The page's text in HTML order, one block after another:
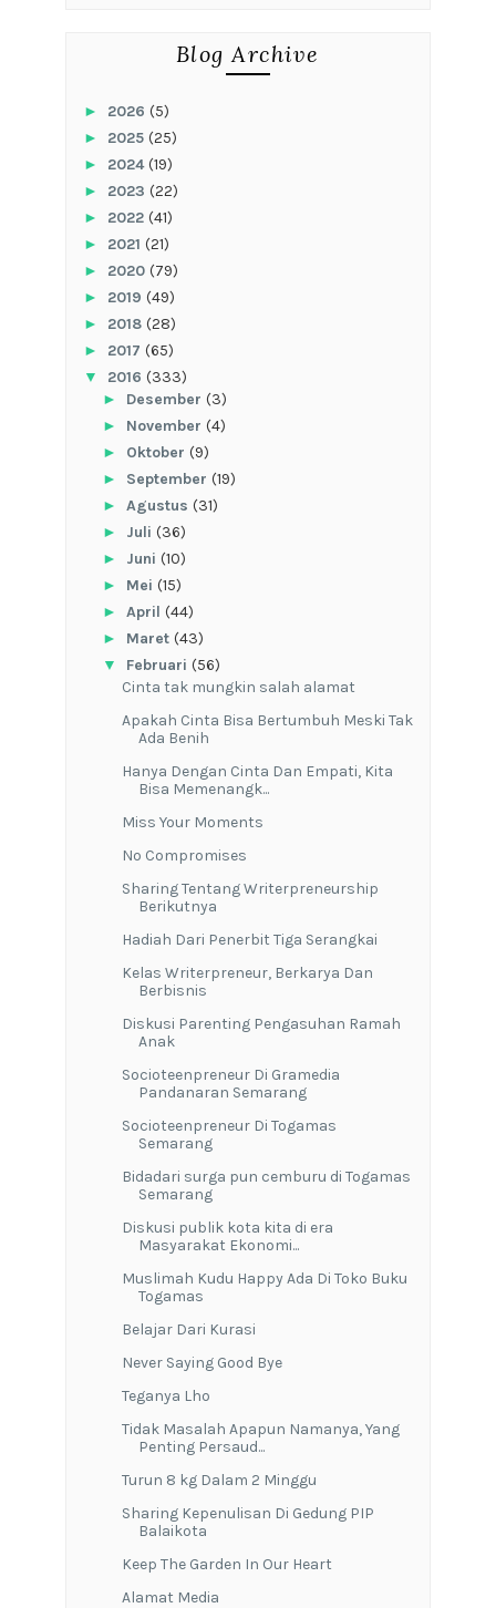
Blog Archive
► 2026 (5)
► 2025 (25)
► 2024(19)
► 2023 (22)
► 2022 (41)
► 2021 (21)
► 2020 (79)
► 2019 (49)
► 2018 (28)
► 2017 (65)
▼ 2016 (333)
► Desember (3)
► November (4)
► Oktober (9)
► September (19)
► Agustus (31)
► Juli (36)
► Juni (10)
► Mei (15)
► April (44)
► Maret (43)
▼ Februari (56)
Cinta tak mungkin salah alamat
Apakah Cinta Bisa Bertumbuh Meski Tak
Ada Benih
Hanya Dengan Cinta Dan Empati, Kita
Bisa Memenangk...
Miss Your Moments
No Compromises
Sharing Tentang Writerpreneurship
Berikutnya
Hadiah Dari Penerbit Tiga Serangkai
Kelas Writerpreneur, Berkarya Dan
Berbisnis
Diskusi Parenting Pengasuhan Ramah
Anak
Socioteenpreneur Di Gramedia
Pandanaran Semarang
Socioteenpreneur Di Togamas
Semarang
Bidadari surga pun cemburu di Togamas
Semarang
Diskusi publik kota kita di era
Masyarakat Ekonomi...
Muslimah Kudu Happy Ada Di Toko Buku
Togamas
Belajar Dari Kurasi
Never Saying Good Bye
Teganya Lho
Tidak Masalah Apapun Namanya, Yang
Penting Persaud...
Turun 8 kg Dalam 2 Minggu
Sharing Kepenulisan Di Gedung PIP
Balaikota
Keep The Garden In Our Heart
Alamat Media